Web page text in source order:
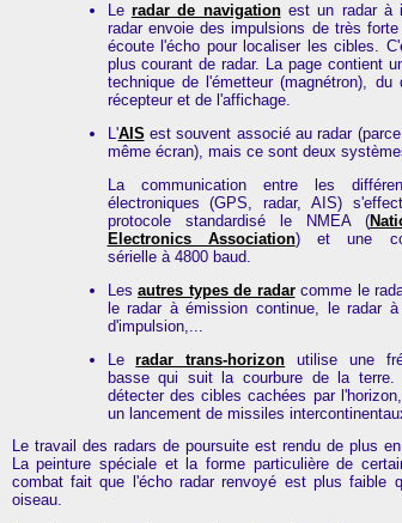
Le radar de navigationest un radar à
radar envoie des impulsions de très
écoute l'écho pour localiser les cibles.
plus courant de radar. La page contient
technique de l'émetteur (magnétron), du
récepteur et de l'affichage.
L'AIS est souvent associé au radar
même écran), mais ce sont deux
La communication entre les
électroniques (GPS, radar, AIS)
protocole standardisé le NMEA (
Electronics Association) et une
sérielle à 4800 baud.
Les autres types de radarcomme le
le radar à émission continue, le radar à
d'impulsion,...
Leradar trans-horizon utilise une
basse qui suit la courbure de la terre.
détecter des cibles cachées par
un lancement de missiles
Le travail des radars de poursuite est rendu de plus
La peinture spéciale et la forme particulière de
combat fait que l'écho radar renvoyé est plus faible
oiseau.